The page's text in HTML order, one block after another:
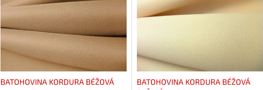
p
BATOHOVINA KORDURA BÉŽOVÁ
BATOHOVINA KORDURA BÉŽOVÁ